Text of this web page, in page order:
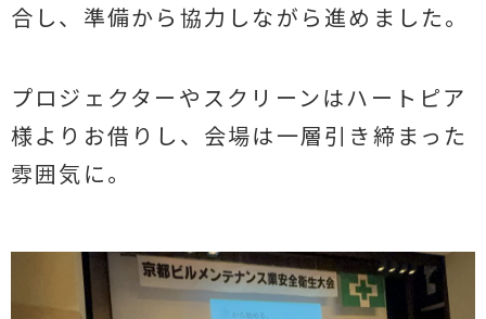
合し、準備から協力しながら進めました。
プロジェクターやスクリーンはハートピア
様よりお借りし、会場は一層引き締まった
雰囲気に。